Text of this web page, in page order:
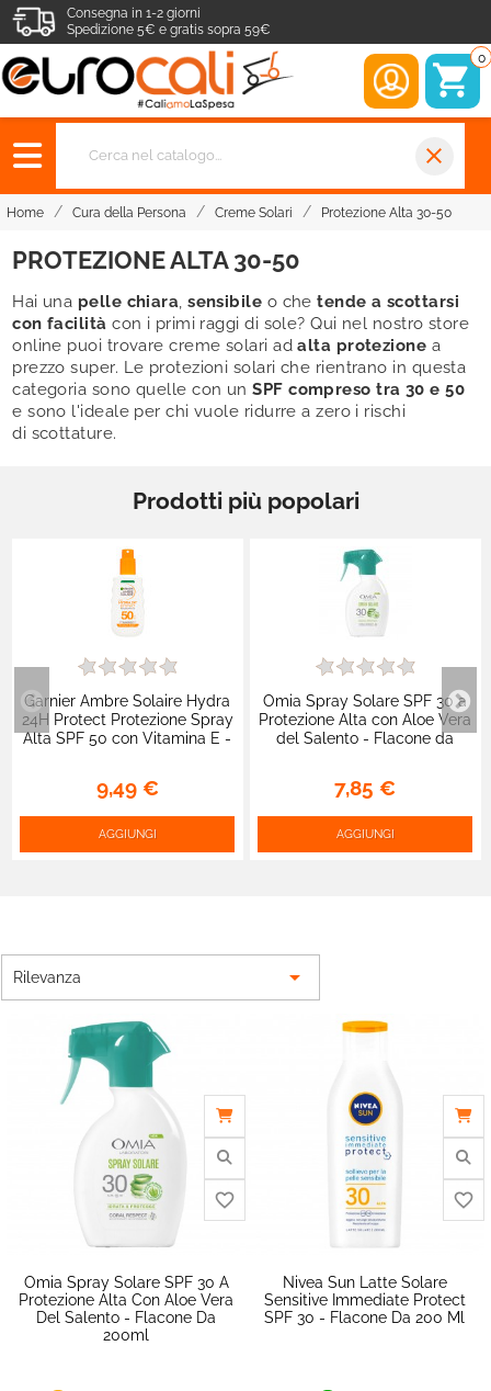
Consegna in 1-2 giorni
Spedizione 5€ e gratis sopra 59€
0
close
Home Cura della Persona Creme Solari Protezione Alta 30-50
PROTEZIONE ALTA 30-50
Hai una pelle chiara,sensibile o chetende a scottarsi
con facilità con i primi raggi di sole? Qui nel nostro store
online puoi trovare creme solari adalta protezione a
prezzo super. Le protezioni solari che rientrano in questa
categoria sono quelle con unSPF compreso tra 30 e 50
e sono l'ideale per chi vuole ridurre a zero i rischi
di scottature.
Prodotti più popolari
Garnier Ambre Solaire Hydra
24H Protect Protezione Spray
Alta SPF 50 con Vitamina E -
9,49 €
AGGIUNGI
Omia Spray Solare SPF 30 a
Protezione Alta con Aloe Vera
del Salento - Flacone da
7,85 €
AGGIUNGI
Rilevanza 
Omia Spray Solare SPF 30 A
Protezione Alta Con Aloe Vera
Del Salento - Flacone Da
200ml
Nivea Sun Latte Solare
Sensitive Immediate Protect
SPF 30 - Flacone Da 200 Ml